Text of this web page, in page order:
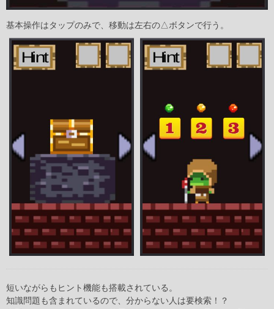
基本操作はタップのみで、移動は左右の△ボタンで行う。
短いながらもヒント機能も搭載されている。
知識問題も含まれているので、分からない人は要検索！？